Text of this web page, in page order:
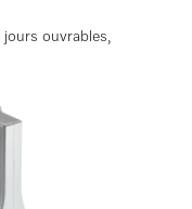
jours ouvrables,